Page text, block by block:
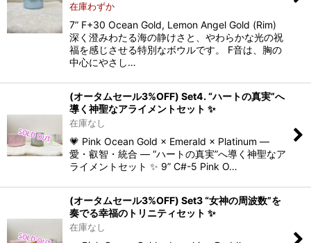
在庫わずか
7” F+30 Ocean Gold, Lemon Angel Gold (Rim)
深く澄みわたる海の静けさと、やわらかな光の祝
福を感じさせる特別なボウルです。 F音は、胸の
中心にやさし…
(オータムセール3%OFF) Set4. “ハートの真実”へ
導く神聖なアライメントセット ✨
在庫なし
💗 Pink Ocean Gold × Emerald × Platinum ―
愛・叡智・統合 ― “ハートの真実”へ導く神聖なア
ライメントセット ✨ 9” C#-5 Pink O…
(オータムセール3%OFF) Set3 “女神の周波数”を
奏でる幸福のトリニティセット ✨
在庫なし